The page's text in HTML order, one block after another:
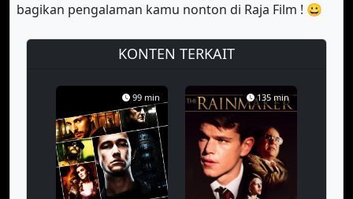
bagikan pengalaman kamu nonton di Raja Film ! 😀
KONTEN TERKAIT
99 min 135 min